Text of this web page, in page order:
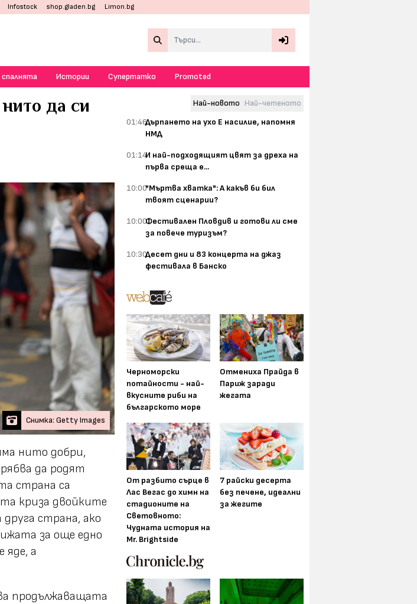
Infostock shop.gladen.bg Limon.bg
спалнята Истории Супертатко Promoted
да си
Снимка: Getty Images
нито добри,
да родят
страна са
криза двойките
страна, ако
за още едно
яде, а
продължаващата
Най-новото Най-четеното
01:46Дърпането на ухо Е насилие, напомня
НМД
01:14И най-подходящият цвят за дреха на
първа среща е...
10:00"Мъртва хватка": А какъв би бил
твоят сценарии?
10:00Фестивален Пловдив и готови ли сме
за повече туризъм?
10:30Десет дни и 83 концерта на джаз
фестивала в Банско
Черноморски
потайности - най-
вкусните риби на
българското море
Отмениха Прайда в
Париж заради
жегата
От разбито сърце в
Лас Вегас до химн на
стадионите на
Световното:
Чудната история на
Mr. Brightside
7 райски десерта
без печене, идеални
за жегите